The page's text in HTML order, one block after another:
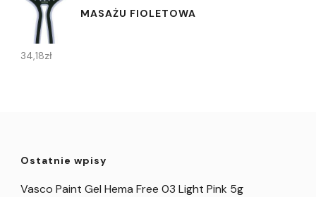
MASAŻU FIOLETOWA
34,18zł
Ostatnie wpisy
Vasco Paint Gel Hema Free 03 Light Pink 5g